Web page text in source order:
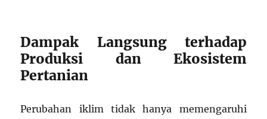
Dampak Langsung terhadap
Produksi dan Ekosistem
Pertanian
Perubahan iklim tidak hanya memengaruhi